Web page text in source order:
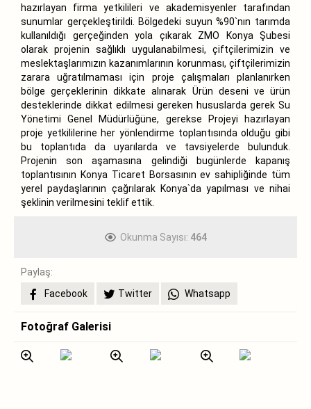
hazırlayan firma yetkilileri ve akademisyenler tarafından
sunumlar gerçekleştirildi. Bölgedeki suyun %90`nın tarımda
kullanıldığı gerçeğinden yola çıkarak ZMO Konya Şubesi
olarak projenin sağlıklı uygulanabilmesi, çiftçilerimizin ve
meslektaşlarımızın kazanımlarının korunması, çiftçilerimizin
zarara uğratılmaması için proje çalışmaları planlanırken
bölge gerçeklerinin dikkate alınarak Ürün deseni ve ürün
desteklerinde dikkat edilmesi gereken hususlarda gerek Su
Yönetimi Genel Müdürlüğüne, gerekse Projeyi hazırlayan
proje yetkililerine her yönlendirme toplantısında olduğu gibi
bu toplantıda da uyarılarda ve tavsiyelerde bulunduk.
Projenin son aşamasına gelindiği bugünlerde kapanış
toplantısının Konya Ticaret Borsasının ev sahipliğinde tüm
yerel paydaşlarının çağrılarak Konya`da yapılması ve nihai
şeklinin verilmesini teklif ettik.
Okunma Sayısı: 464
Paylaş:
Facebook
Twitter Whatsapp
Fotoğraf Galerisi